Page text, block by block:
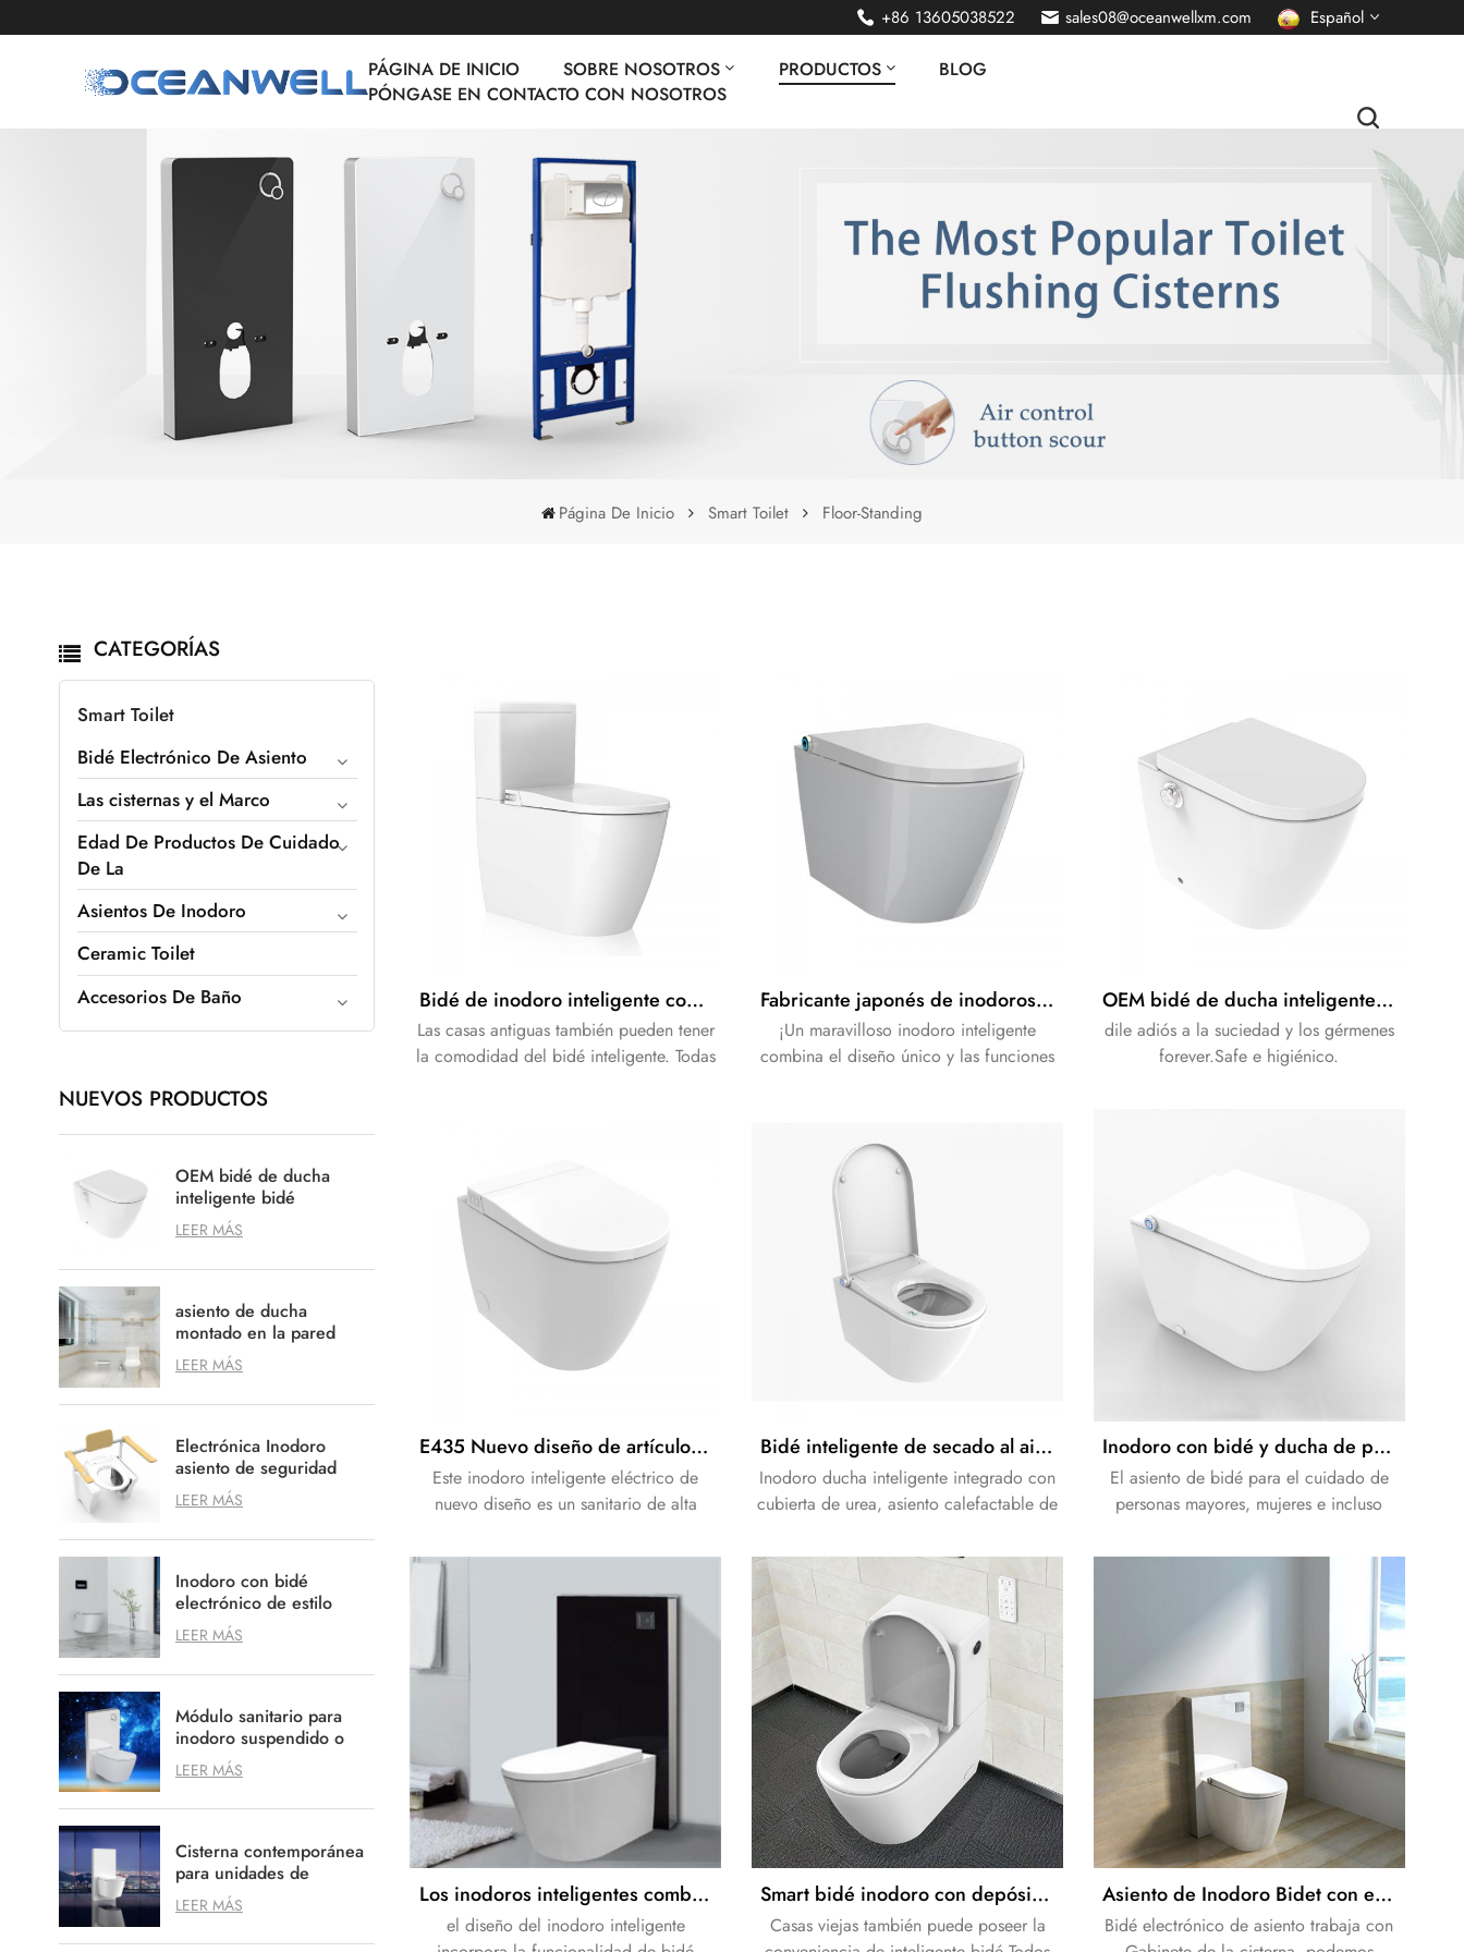
+86 13605038522 sales08@oceanwellxm.com Español
русский
italiano
PÁGINA DE INICIO SOBRE NOSOTROS PRODUCTOS
BLOG
PÓNGASE EN CONTACTO CON NOSOTROS
Página De Inicio Smart Toilet Floor-Standing
CATEGORÍAS
Smart Toilet
Bidé Electrónico De Asiento
Las cisternas y el Marco
Edad De Productos De Cuidado
De La
Asientos De Inodoro
Ceramic Toilet
Accesorios De Baño
NUEVOS PRODUCTOS
OEM bidé de ducha
inteligente bidé
electrónico montado en
el suelo
LEER MÁS
asiento de ducha
montado en la pared
spa asiento de ducha
anti arañazos
LEER MÁS
Electrónica Inodoro
asiento de seguridad
para Agedcare
Movilidad profesional
LEER MÁS
Inodoro con bidé
electrónico de estilo
alemán con opción de
sistema de descarga
empotrable
LEER MÁS
Módulo sanitario para
inodoro suspendido o
de pie
LEER MÁS
Cisterna contemporánea
para unidades de
inodoro con un diseño
limpio y ordenado
LEER MÁS
Bidé de inodoro inteligente con depósito de agua de cerámica
Las casas antiguas también pueden tener
la comodidad del bidé inteligente. Todas
Fabricante japonés de inodoros inteligentes con asiento de bidé
¡Un maravilloso inodoro inteligente
combina el diseño único y las funciones
OEM bidé de ducha inteligente bidé electrónico montado en el suelo
dile adiós a la suciedad y los gérmenes
forever.Safe e higiénico.
E435 Nuevo diseño de artículos sanitarios, inodoro eléctrico inteligente con descarga automática
Este inodoro inteligente eléctrico de
nuevo diseño es un sanitario de alta
apertura automática y un sistema de
descarga automática. Cuenta con un
asiento de inodoro calefactado y
antibacteriano, lavado con agua tibia en
múltiples modos, secado con aire
íntimo integral.
Bidé inteligente de secado al aire potente y autolimpiante moderno
Inodoro ducha inteligente integrado con
cubierta de urea, asiento calefactable de
bidé, brindando la experiencia de lavado
y secado más cómoda en su área íntima.
Inodoro con bidé y ducha de pie con cisterna neumática con vitrina
El asiento de bidé para el cuidado de
personas mayores, mujeres e incluso
Los inodoros inteligentes combinan las mejores características de los inodoros cerámicos tradicionales de alta calidad con las innovaciones de los inodoros modernos y avanzados.
el diseño del inodoro inteligente
Smart bidé inodoro con depósito de calcio remover
Casas viejas también puede poseer la
Asiento de Inodoro Bidet con el color blanco Gabinete de la cisterna
Bidé electrónico de asiento trabaja con